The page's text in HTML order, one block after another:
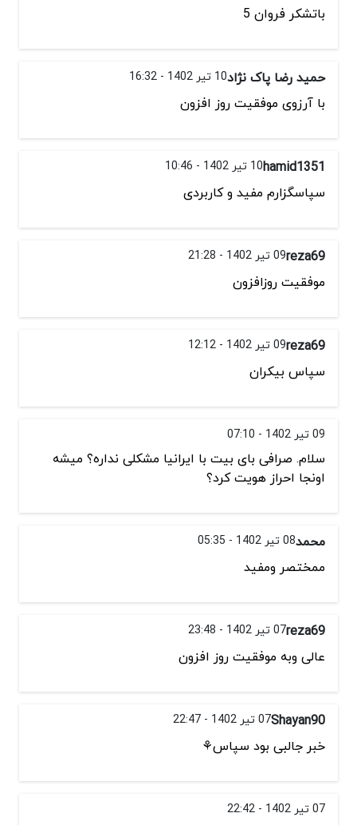
باتشکر فروان 5
حمید رضا پاک نژاد10 تیر 1402 - 16:32
با آرزوی موفقیت روز افزون
hamid135110 تیر 1402 - 10:46
سپاسگزارم مفید و کاربردی
reza6909 تیر 1402 - 21:28
موفقیت روزافزون
reza6909 تیر 1402 - 12:12
سپاس بیکران
09 تیر 1402 - 07:10
سلام. صرافی بای بیت با ایرانیا مشکلی نداره؟ میشه
اونجا احراز هویت کرد؟
محمد08 تیر 1402 - 05:35
ممختصر ومفید
reza6907 تیر 1402 - 23:48
عالی وبه موفقیت روز افزون
Shayan9007 تیر 1402 - 22:47
خبر جالبی بود سپاس⚘️
07 تیر 1402 - 22:42